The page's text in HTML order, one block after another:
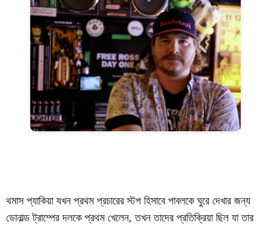
Chia
$1.41
-6.82%
থমাস প্যাকিয়া যখন প্রথম প্রচারের স্টপ হিসাবে পাবলকে ঘুরে দেখার জন্য
ডোনাল্ড ট্রাম্পের দলকে প্রথম খেলেন, তখন তাদের প্রতিক্রিয়া ছিল যা তার